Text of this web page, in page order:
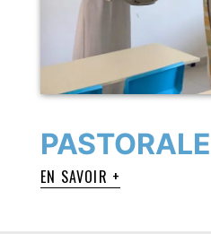
PASTORALE
EN SAVOIR +